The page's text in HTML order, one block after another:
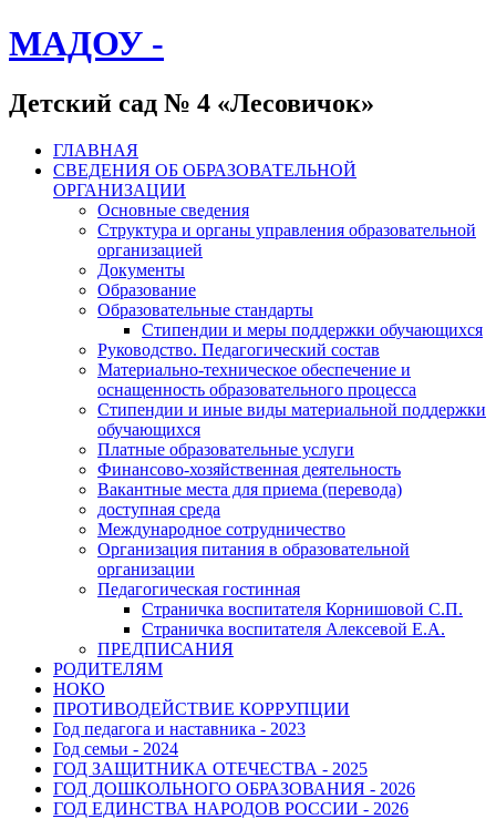
МАДОУ -
Детский сад № 4 «Лесовичок»
ГЛАВНАЯ
СВЕДЕНИЯ ОБ ОБРАЗОВАТЕЛЬНОЙ
ОРГАНИЗАЦИИ
Основные сведения
Структура и органы управления образовательной
организацией
Документы
Образование
Образовательные стандарты
Стипендии и меры поддержки обучающихся
Руководство. Педагогический состав
Материально-техническое обеспечение и
оснащенность образовательного процесса
Стипендии и иные виды материальной поддержки
обучающихся
Платные образовательные услуги
Финансово-хозяйственная деятельность
Вакантные места для приема (перевода)
доступная среда
Международное сотрудничество
Организация питания в образовательной
организации
Педагогическая гостинная
Страничка воспитателя Корнишовой С.П.
Страничка воспитателя Алексевой Е.А.
ПРЕДПИСАНИЯ
РОДИТЕЛЯМ
НОКО
ПРОТИВОДЕЙСТВИЕ КОРРУПЦИИ
Год педагога и наставника - 2023
Год семьи - 2024
ГОД ЗАЩИТНИКА ОТЕЧЕСТВА - 2025
ГОД ДОШКОЛЬНОГО ОБРАЗОВАНИЯ - 2026
ГОД ЕДИНСТВА НАРОДОВ РОССИИ - 2026